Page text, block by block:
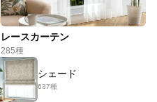
レースカーテン
285種
シェード
637種